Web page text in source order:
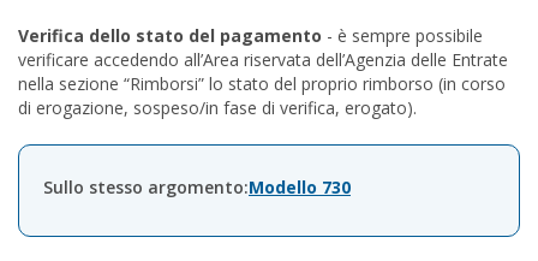
Verifica dello stato del pagamento - è sempre possibile
verificare accedendo all’Area riservata dell’Agenzia delle Entrate
nella sezione “Rimborsi” lo stato del proprio rimborso (in corso
di erogazione, sospeso/in fase di verifica, erogato).
Sullo stesso argomento:Modello 730